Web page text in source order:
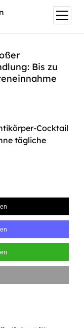
of this page is
Menü
öffnen
Bis zu
Cocktail
tägliche